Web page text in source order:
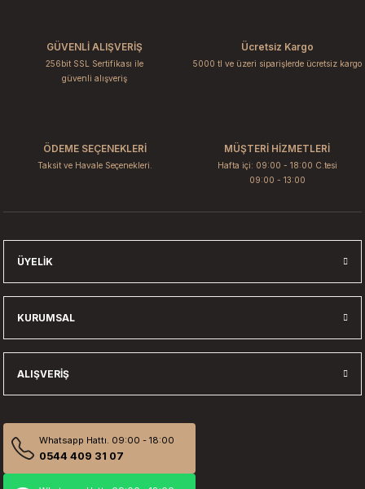
Ürün açıklamasında eksik bilgiler bulunuyor.
Ürün bilgilerinde hatalar bulunuyor.
GÜVENLİ ALIŞVERİŞ
256bit SSL Sertifikası ile
güvenli alışveriş
Ücretsiz Kargo
5000 tl ve üzeri siparişlerde ücretsiz kargo
ÖDEME SEÇENEKLERİ
Taksit ve Havale Seçenekleri.
MÜŞTERİ HİZMETLERİ
Hafta içi: 09:00 - 18:00 C.tesi
09:00 - 13:00
ÜYELIK
KURUMSAL
ALIŞVERIŞ
Whatsapp Hattı. 09:00 - 18:00
0544 409 31 07